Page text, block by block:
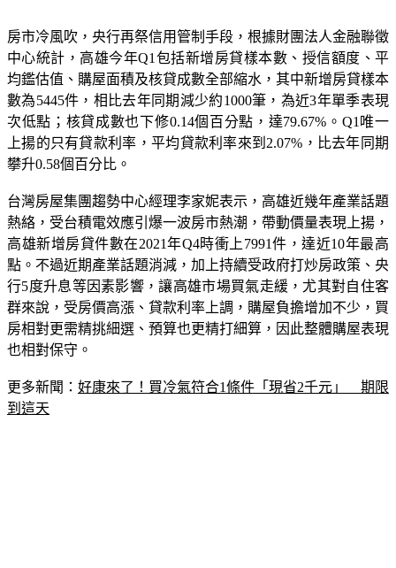
房市冷風吹，央行再祭信用管制手段，根據財團法人金融聯徵
中心統計，高雄今年Q1包括新增房貸樣本數、授信額度、平
均鑑估值、購屋面積及核貸成數全部縮水，其中新增房貸樣本
數為5445件，相比去年同期減少約1000筆，為近3年單季表現
次低點；核貸成數也下修0.14個百分點，達79.67%。Q1唯一
上揚的只有貸款利率，平均貸款利率來到2.07%，比去年同期
攀升0.58個百分比。
台灣房屋集團趨勢中心經理李家妮表示，高雄近幾年產業話題
熱絡，受台積電效應引爆一波房市熱潮，帶動價量表現上揚，
高雄新增房貸件數在2021年Q4時衝上7991件，達近10年最高
點。不過近期產業話題消減，加上持續受政府打炒房政策、央
行5度升息等因素影響，讓高雄市場買氣走緩，尤其對自住客
群來說，受房價高漲、貸款利率上調，購屋負擔增加不少，買
房相對更需精挑細選、預算也更精打細算，因此整體購屋表現
也相對保守。
更多新聞： 好康來了！買冷氣符合1條件「現省2千元」　期限
到這天